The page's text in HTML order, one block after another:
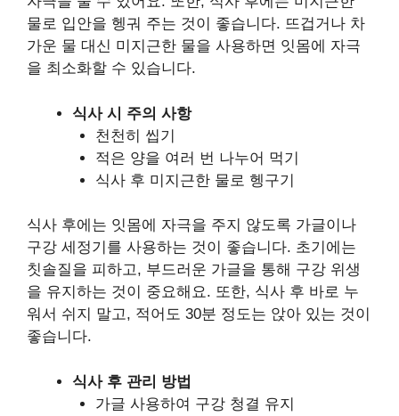
물로 입안을 헹궈 주는 것이 좋습니다. 뜨겁거나 차
가운 물 대신 미지근한 물을 사용하면 잇몸에 자극
을 최소화할 수 있습니다.
식사 시 주의 사항
천천히 씹기
적은 양을 여러 번 나누어 먹기
식사 후 미지근한 물로 헹구기
식사 후에는 잇몸에 자극을 주지 않도록 가글이나
구강 세정기를 사용하는 것이 좋습니다. 초기에는
칫솔질을 피하고, 부드러운 가글을 통해 구강 위생
을 유지하는 것이 중요해요. 또한, 식사 후 바로 누
워서 쉬지 말고, 적어도 30분 정도는 앉아 있는 것이
좋습니다.
식사 후 관리 방법
가글 사용하여 구강 청결 유지